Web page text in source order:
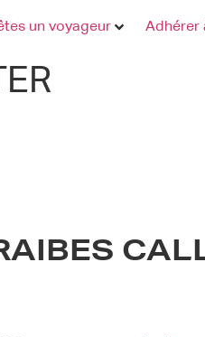
un voyageur Adhérer